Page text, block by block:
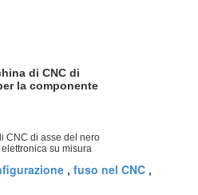
, fuso nel CNC ,